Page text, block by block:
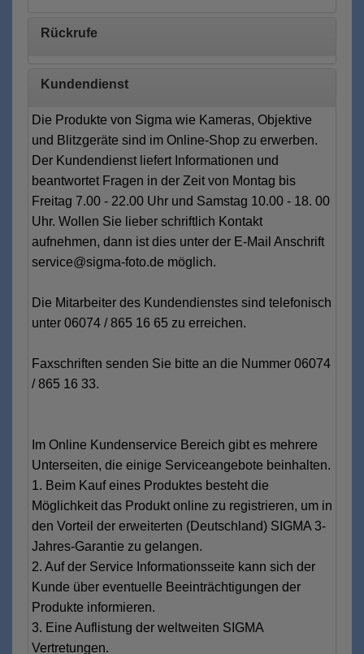
Rückrufe
Kundendienst
Die Produkte von Sigma wie Kameras, Objektive
und Blitzgeräte sind im Online-Shop zu erwerben.
Der Kundendienst liefert Informationen und
beantwortet Fragen in der Zeit von Montag bis
Freitag 7.00 - 22.00 Uhr und Samstag 10.00 - 18. 00
Uhr. Wollen Sie lieber schriftlich Kontakt
aufnehmen, dann ist dies unter der E-Mail Anschrift
service@sigma-foto.de möglich.
Die Mitarbeiter des Kundendienstes sind telefonisch
unter 06074 / 865 16 65 zu erreichen.
Faxschriften senden Sie bitte an die Nummer 06074
/ 865 16 33.
Im Online Kundenservice Bereich gibt es mehrere
Unterseiten, die einige Serviceangebote beinhalten.
1. Beim Kauf eines Produktes besteht die
Möglichkeit das Produkt online zu registrieren, um in
den Vorteil der erweiterten (Deutschland) SIGMA 3-
Jahres-Garantie zu gelangen.
2. Auf der Service Informationsseite kann sich der
Kunde über eventuelle Beeinträchtigungen der
Produkte informieren.
3. Eine Auflistung der weltweiten SIGMA
Vertretungen.